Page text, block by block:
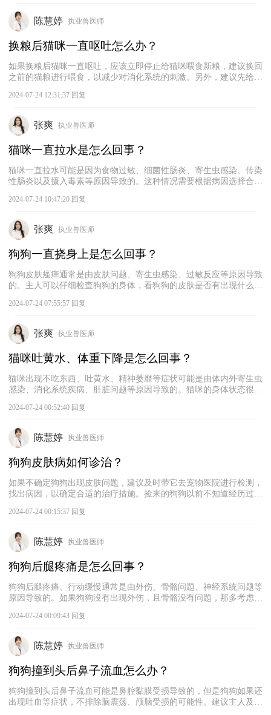
抗生素进行治疗。治疗不及时的话，仓鼠会有生命威胁。
陈慧婷 执业兽医师
换粮后猫咪一直呕吐怎么办？
如果换粮后猫咪一直呕吐，应该立即停止给猫咪喂食新粮，建议换回
之前的猫粮进行喂食，以减少对消化系统的刺激。另外，建议先给猫
食后，采用少量多次的喂食原则，避免猫咪一次性摄入过多食物，‌减
肠道微生态平衡，‌增强消化功能，‌减少因消化不良导致的呕吐情况。
2024-07-24 12:31:37 回复
张爽 执业兽医师
猫咪一直拉水是怎么回事？
猫咪一直拉水可能是因为食物过敏、‌细菌性肠炎、‌寄生虫感染、‌传染
性肠炎以及摄入毒素等原因导致的。‌这种情况需要根据病因选择合适
重，用药也不能缓解，应该及时带猫咪就医，进行针对性的治疗，避
2024-07-24 10:47:20 回复
张爽 执业兽医师
狗狗一直挠身上是怎么回事？
狗狗皮肤瘙痒通常是由皮肤问题、‌寄生虫感染、‌过敏反应等原因导致
的。主人可以仔细检查狗狗的身体，看狗狗的皮肤是否有出现什么异
有发现异常，但是狗狗持续抓挠身体，建议及时带它去宠物医院进行
2024-07-24 07:55:57 回复
张爽 执业兽医师
猫咪吐黄水、体重下降是怎么回事？
猫咪出现不吃东西、吐黄水、精神萎靡等症状可能是由体内外寄生虫
感染、‌消化系统疾病、‌肝脏问题等原因导致的。猫咪的身体状态很
疗。如果不及时采取治疗措施，猫咪很容易脱水或休克，严重威胁生
下，盲目采取治疗措施可能会对猫咪造成更大的伤害。
2024-07-24 00:52:40 回复
陈慧婷 执业兽医师
狗狗皮肤病如何诊治？
如果不确定狗狗出现皮肤问题，建议及时带它去宠物医院进行检测，
找出病因，以确定合适的治疗措施。捡来的狗狗以前不知道经历过什
查，可以发现狗狗潜在的疾病，并及时采取治疗措施，确保其身体健
染疾病的风险。
2024-07-24 00:15:37 回复
陈慧婷 执业兽医师
狗狗后腿疼痛是怎么回事？
狗狗后腿疼痛、行动缓慢通常是由外伤、骨骼问题、神经系统问题等
原因导致的。如果狗狗没有出现外伤，且骨骼没有问题，那多考虑是
狗狗做进一步的检查，确定病因，以采取恰当的治疗措施。期间宠物
发狗狗神经炎的因素。
2024-07-24 00:09:43 回复
陈慧婷 执业兽医师
狗狗撞到头后鼻子流血怎么办？
狗狗撞到头后鼻子流血可能是鼻腔黏膜受损导致的，但是狗狗如果还
出现吐血等症状，不排除脑震荡、颅脑受损的可能性。建议主人及时